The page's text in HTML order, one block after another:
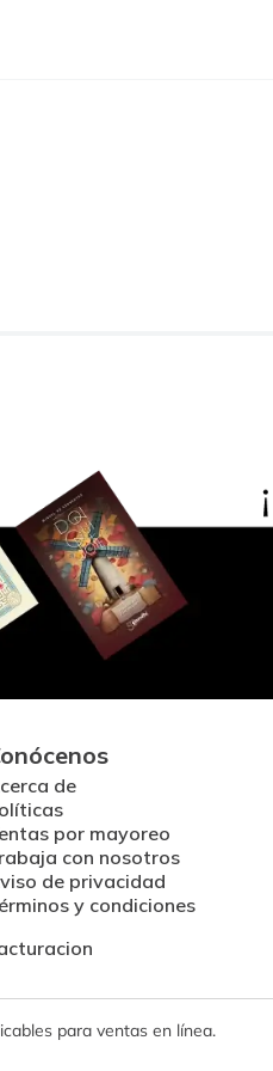
de
por mayoreo
con nosotros
de privacidad
y condiciones
para ventas en línea.